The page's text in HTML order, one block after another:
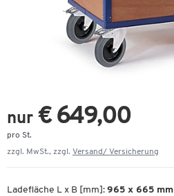
nur € 649,00
pro St.
zzgl. MwSt., zzgl. Versand/ Versicherung
Ladefläche L x B [mm]: 965 x 665 mm